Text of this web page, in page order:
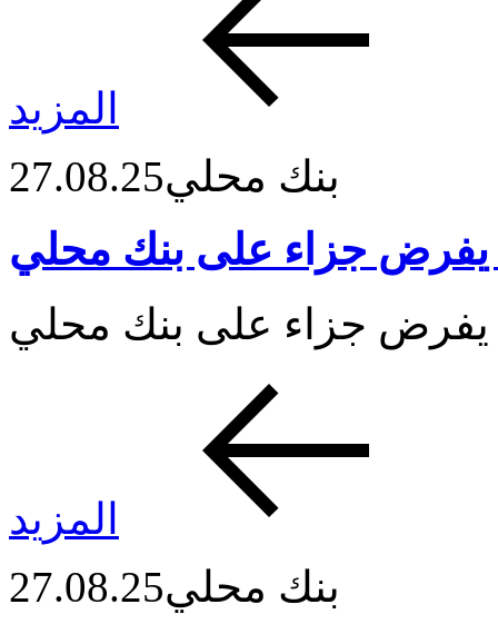
المزيد
27.08.25بنك محلي
يفرض جزاء على بنك محلي
المزيد
27.08.25بنك محلي